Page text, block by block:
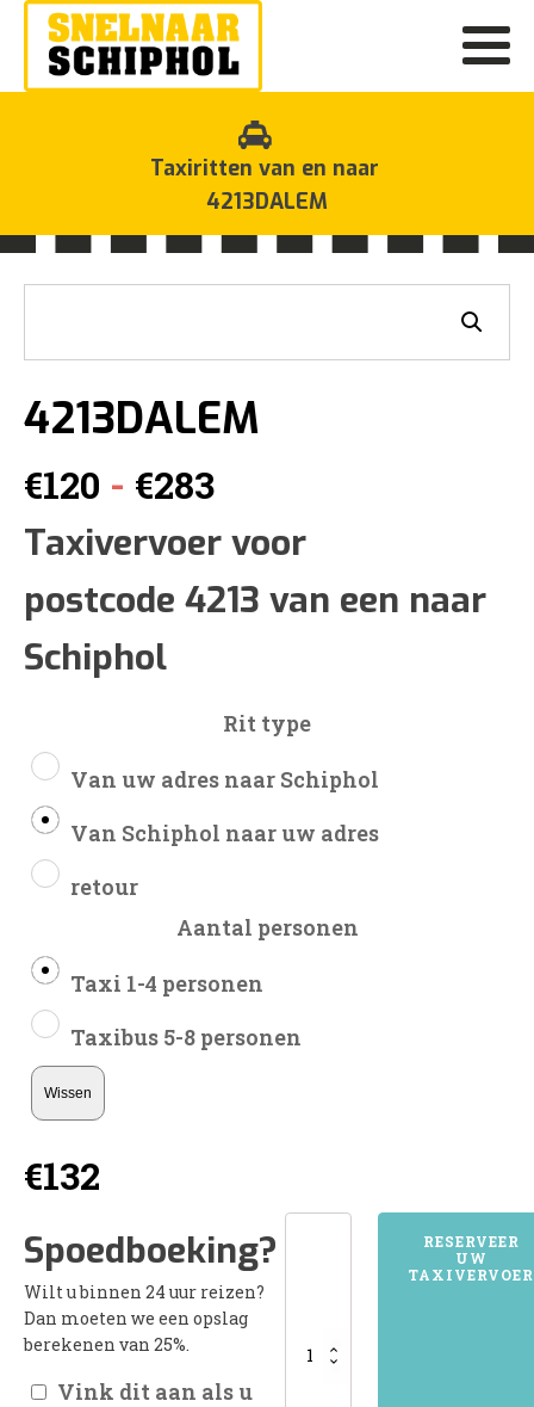
Taxiritten van en naar
4213DALEM
4213DALEM
€120 - €283Prijsklasse:
€120
tot
Taxivervoer voor
postcode 4213 van een naar
Schiphol
Rit type
Van uw adres naar Schiphol
Van Schiphol naar uw adres
retour
Aantal personen
Taxi 1-4 personen
Taxibus 5-8 personen
Wissen
€132
Spoedboeking?
Wilt u binnen 24 uur reizen?
Dan moeten we een opslag
berekenen van 25%.
Vink dit aan als u
RESERVEER
UW
TAXIVERVOER